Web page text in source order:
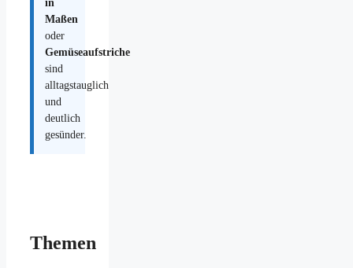
in
Maßen
oder
Gemüseaufstriche
sind
alltagstauglich
und
deutlich
gesünder.
Themen